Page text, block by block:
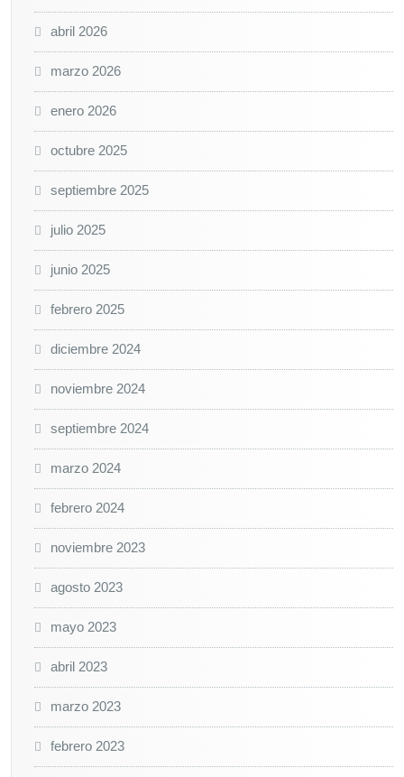
abril 2026
marzo 2026
enero 2026
octubre 2025
septiembre 2025
julio 2025
junio 2025
febrero 2025
diciembre 2024
noviembre 2024
septiembre 2024
marzo 2024
febrero 2024
noviembre 2023
agosto 2023
mayo 2023
abril 2023
marzo 2023
febrero 2023